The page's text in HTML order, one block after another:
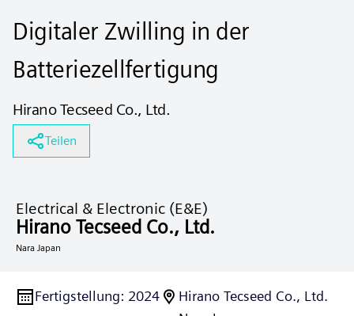
Digitaler Zwilling in der
Batteriezellfertigung
Hirano Tecseed Co., Ltd.
Teilen
Electrical & Electronic (E&E)
Hirano Tecseed Co., Ltd.
Nara Japan
Fertigstellung: 2024
Hirano Tecseed Co., Ltd.